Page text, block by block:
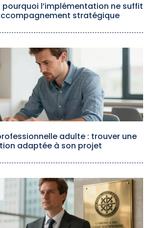
pourquoi l’implémentation ne suffit
stratégique
adulte : trouver une
adaptée à son projet